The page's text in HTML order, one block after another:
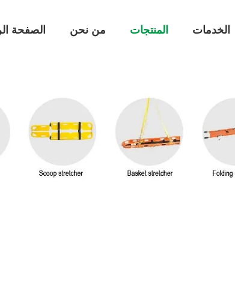
الصفحة من نحن المنتجات الخدمات